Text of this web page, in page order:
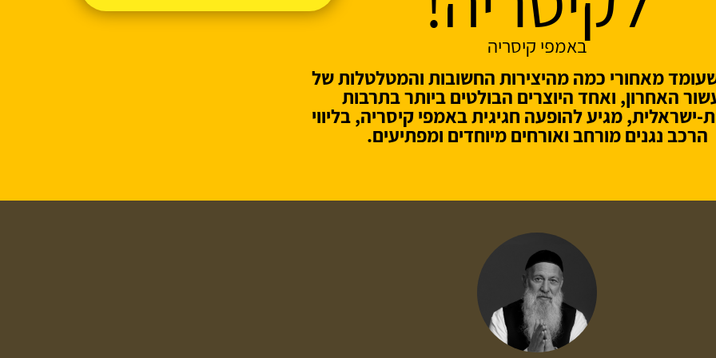
באמפי קיסריה
מאחורי כמה מהיצירות החשובות והמטלטלות של
האחרון, ואחד היוצרים הבולטים ביותר בתרבות
ישראלית, מגיע להופעה חגיגית באמפי קיסריה, בליווי
הרכב נגנים מורחב ואורחים מיוחדים ומפתיעים.